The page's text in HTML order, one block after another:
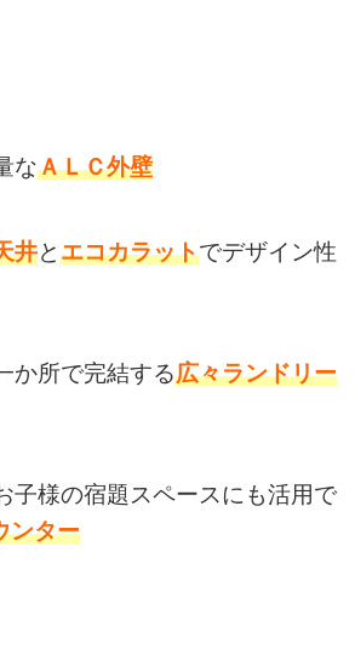
なＡＬＣ外壁
井とエコカラットでデザイン性
か所で完結する広々ランドリー
子様の宿題スペースにも活用で
ンター